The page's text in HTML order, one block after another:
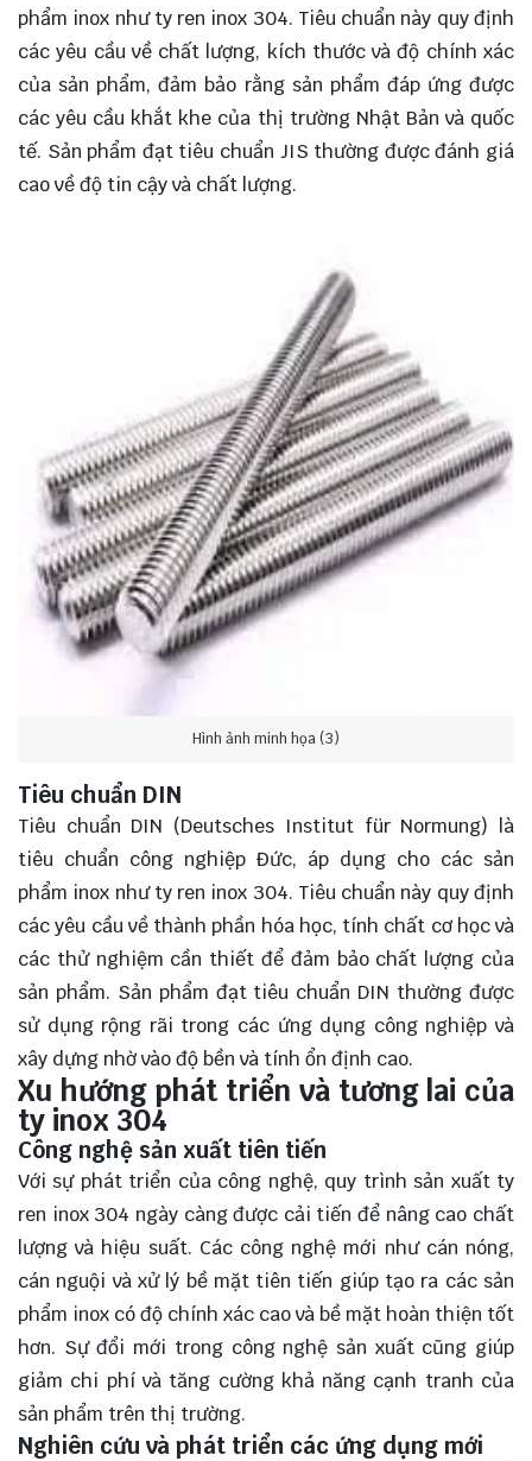
phẩm inox như ty ren inox 304. Tiêu chuẩn này quy định
các yêu cầu về chất lượng, kích thước và độ chính xác
của sản phẩm, đảm bảo rằng sản phẩm đáp ứng được
các yêu cầu khắt khe của thị trường Nhật Bản và quốc
tế. Sản phẩm đạt tiêu chuẩn JIS thường được đánh giá
cao về độ tin cậy và chất lượng.
Hình ảnh minh họa (3)
Tiêu chuẩn DIN
Tiêu chuẩn DIN (Deutsches Institut für Normung) là
tiêu chuẩn công nghiệp Đức, áp dụng cho các sản
phẩm inox như ty ren inox 304. Tiêu chuẩn này quy định
các yêu cầu về thành phần hóa học, tính chất cơ học và
các thử nghiệm cần thiết để đảm bảo chất lượng của
sản phẩm. Sản phẩm đạt tiêu chuẩn DIN thường được
sử dụng rộng rãi trong các ứng dụng công nghiệp và
xây dựng nhờ vào độ bền và tính ổn định cao.
Xu hướng phát triển và tương lai của
ty inox 304
Công nghệ sản xuất tiên tiến
Với sự phát triển của công nghệ, quy trình sản xuất ty
ren inox 304 ngày càng được cải tiến để nâng cao chất
lượng và hiệu suất. Các công nghệ mới như cán nóng,
cán nguội và xử lý bề mặt tiên tiến giúp tạo ra các sản
phẩm inox có độ chính xác cao và bề mặt hoàn thiện tốt
hơn. Sự đổi mới trong công nghệ sản xuất cũng giúp
giảm chi phí và tăng cường khả năng cạnh tranh của
sản phẩm trên thị trường.
Nghiên cứu và phát triển các ứng dụng mới